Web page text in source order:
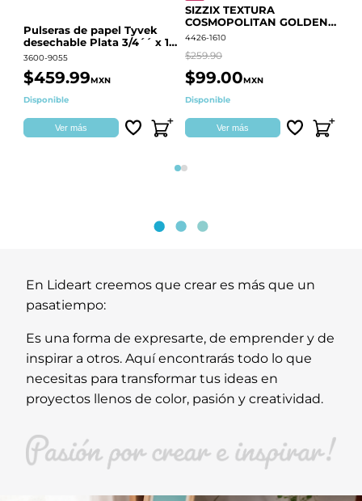
Pulseras de papel Tyvek
desechable Plata 3/4´´ x 10
´´
3600-9055
$459.99MXN
Disponible
Ver más
SIZZIX TEXTURA
COSMOPOLITAN GOLDEN
RINGS S.PARK 666700
4426-1610
$259.90
$99.00MXN
Disponible
Ver más
Página 1
Página 2
En Lideart creemos que crear es más que un
pasatiempo:
Es una forma de expresarte, de emprender y de
inspirar a otros. Aquí encontrarás todo lo que
necesitas para transformar tus ideas en
proyectos llenos de color, pasión y creatividad.